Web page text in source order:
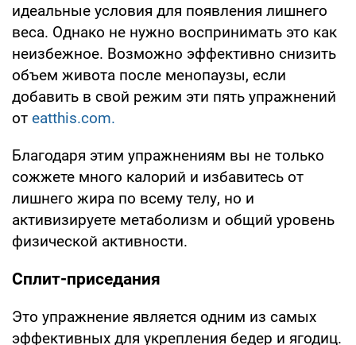
идеальные условия для появления лишнего
веса. Однако не нужно воспринимать это как
неизбежное. Возможно эффективно снизить
объем живота после менопаузы, если
добавить в свой режим эти пять упражнений
от eatthis.com.
Благодаря этим упражнениям вы не только
сожжете много калорий и избавитесь от
лишнего жира по всему телу, но и
активизируете метаболизм и общий уровень
физической активности.
Сплит-приседания
Это упражнение является одним из самых
эффективных для укрепления бедер и ягодиц.